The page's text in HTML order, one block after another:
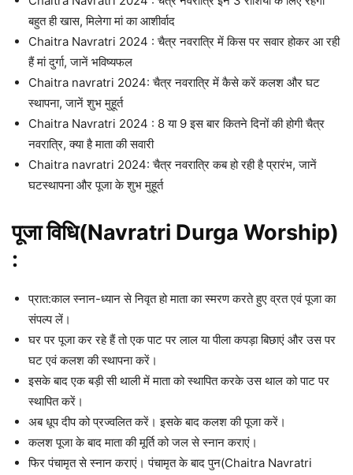
बहुत ही खास, मिलेगा मां का आशीर्वाद
Chaitra Navratri 2024 : चैत्र नवरात्रि में किस पर सवार होकर आ रही
हैं मां दुर्गा, जानें भविष्यफल
Chaitra navratri 2024: चैत्र नवरात्रि में कैसे करें कलश और घट
स्थापना, जानें शुभ मुहूर्त
Chaitra Navratri 2024 : 8 या 9 इस बार कितने दिनों की होगी चैत्र
नवरात्रि, क्या है माता की सवारी
Chaitra navratri 2024: चैत्र नवरात्रि कब हो रही है प्रारंभ, जानें
घटस्थापना और पूजा के शुभ मुहूर्त
पूजा विधि(Navratri Durga Worship)
:
प्रात:काल स्नान-ध्यान से निवृत हो माता का स्मरण करते हुए व्रत एवं पूजा का
संपल्प लें।
घर पर पूजा कर रहे हैं तो एक पाट पर लाल या पीला कपड़ा बिछाएं और उस पर
घट एवं कलश की स्थापना करें।
इसके बाद एक बड़ी सी थाली में माता को स्थापित करके उस थाल को पाट पर
स्थापित करें।
अब धूप दीप को प्रज्वलित करें। इसके बाद कलश की पूजा करें।
कलश पूजा के बाद माता की मूर्ति को जल से स्नान कराएं।
फिर पंचामृत से स्नान कराएं। पंचामृत के बाद पुन(Chaitra Navratri